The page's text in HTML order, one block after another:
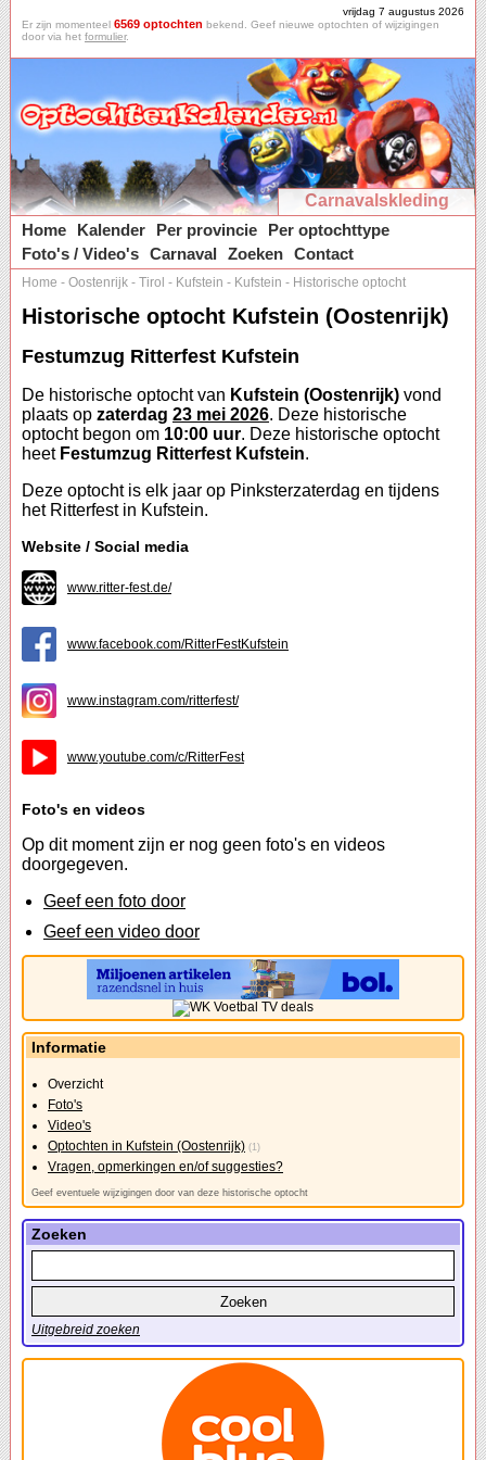
vrijdag 7 augustus 2026
Er zijn momenteel 6569 optochten bekend. Geef nieuwe optochten of wijzigingen
door via het formulier.
Carnavalskleding
Home
Kalender Per provincie
Per optochttype
Foto's / Video's Carnaval Zoeken Contact
Home - Oostenrijk - Tirol - Kufstein - Kufstein - Historische optocht
Historische optocht Kufstein (Oostenrijk)
Festumzug Ritterfest Kufstein
De historische optocht van Kufstein (Oostenrijk) vond
plaats op zaterdag 23 mei 2026. Deze historische
optocht begon om 10:00 uur. Deze historische optocht
heet Festumzug Ritterfest Kufstein.
Deze optocht is elk jaar op Pinksterzaterdag en tijdens
het Ritterfest in Kufstein.
Website / Social media
www.ritter-fest.de/
www.facebook.com/RitterFestKufstein
www.instagram.com/ritterfest/
www.youtube.com/c/RitterFest
Foto's en videos
Op dit moment zijn er nog geen foto's en videos
doorgegeven.
Geef een foto door
Geef een video door
Informatie
Overzicht
Foto's
Video's
Optochten in Kufstein (Oostenrijk) (1)
Vragen, opmerkingen en/of suggesties?
Geef eventuele wijzigingen door van deze historische optocht
Zoeken
Uitgebreid zoeken